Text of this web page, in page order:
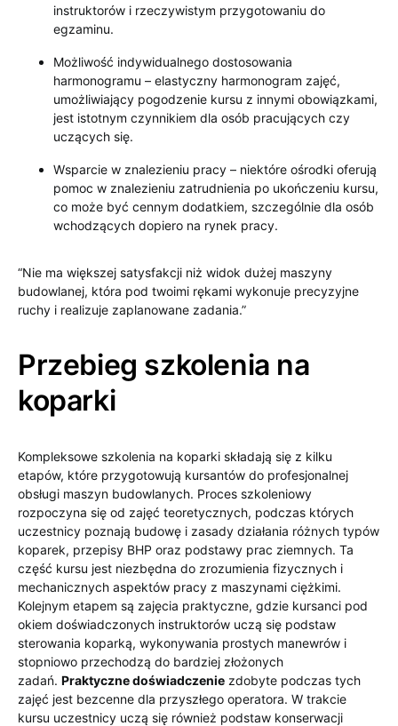
instruktorów i rzeczywistym przygotowaniu do
egzaminu.
Możliwość indywidualnego dostosowania
harmonogramu – elastyczny harmonogram zajęć,
umożliwiający pogodzenie kursu z innymi obowiązkami,
jest istotnym czynnikiem dla osób pracujących czy
uczących się.
Wsparcie w znalezieniu pracy – niektóre ośrodki oferują
pomoc w znalezieniu zatrudnienia po ukończeniu kursu,
co może być cennym dodatkiem, szczególnie dla osób
wchodzących dopiero na rynek pracy.
“Nie ma większej satysfakcji niż widok dużej maszyny
budowlanej, która pod twoimi rękami wykonuje precyzyjne
ruchy i realizuje zaplanowane zadania.”
Przebieg szkolenia na
koparki
Kompleksowe szkolenia na koparki składają się z kilku
etapów, które przygotowują kursantów do profesjonalnej
obsługi maszyn budowlanych. Proces szkoleniowy
rozpoczyna się od zajęć teoretycznych, podczas których
uczestnicy poznają budowę i zasady działania różnych typów
koparek, przepisy BHP oraz podstawy prac ziemnych. Ta
część kursu jest niezbędna do zrozumienia fizycznych i
mechanicznych aspektów pracy z maszynami ciężkimi.
Kolejnym etapem są zajęcia praktyczne, gdzie kursanci pod
okiem doświadczonych instruktorów uczą się podstaw
sterowania koparką, wykonywania prostych manewrów i
stopniowo przechodzą do bardziej złożonych
zadań. Praktyczne doświadczenie zdobyte podczas tych
zajęć jest bezcenne dla przyszłego operatora. W trakcie
kursu uczestnicy uczą się również podstaw konserwacji